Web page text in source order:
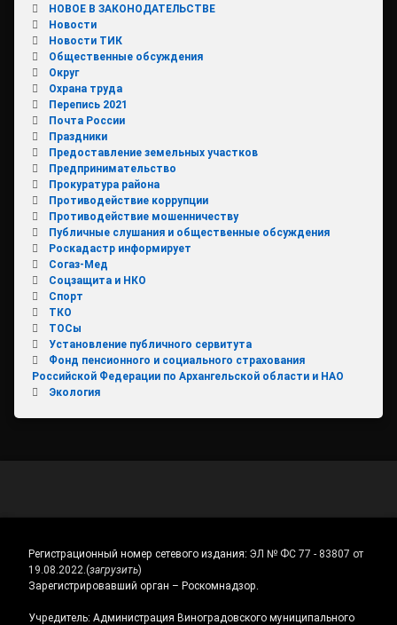
НОВОЕ В ЗАКОНОДАТЕЛЬСТВЕ
Новости
Новости ТИК
Общественные обсуждения
Округ
Охрана труда
Перепись 2021
Почта России
Праздники
Предоставление земельных участков
Предпринимательство
Прокуратура района
Противодействие коррупции
Противодействие мошенничеству
Публичные слушания и общественные обсуждения
Роскадастр информирует
Согаз-Мед
Соцзащита и НКО
Спорт
ТКО
ТОСы
Установление публичного сервитута
Фонд пенсионного и социального страхования
Российской Федерации по Архангельской области и НАО
Экология
Регистрационный номер сетевого издания: ЭЛ № ФС 77 - 83807 от
19.08.2022.(загрузить)
Зарегистрировавший орган – Роскомнадзор.
Учредитель: Администрация Виноградовского муниципального